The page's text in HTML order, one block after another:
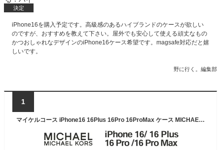
決定
iPhone16を購入予定です。高級感のあるハイブランドのケースが欲しい
のですが、おすすめを教えて下さい。屋外でも安心して使える頑丈なもの
かつおしゃれなデザインのiPhone16ケース希望です。magsafe対応だと嬉
しいです。
野に行く。編集部
1
マイケルコース iPhone16 16Plus 16Pro 16ProMax ケース MICHAEL KORS - Wrap Case with MagSafe Card Wallet for iPhone スマホケース ブランド カバー アイフォン 大人